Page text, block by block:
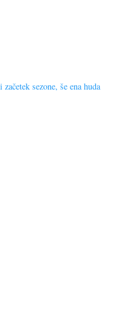
sezone, še ena huda